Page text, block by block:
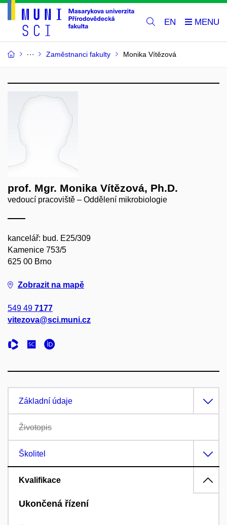
EN
Zaměstnanci fakulty Monika Vítězová
prof. Mgr. Monika Vítězová, Ph.D.
vedoucí pracoviště – Oddělení mikrobiologie
kancelář: bud. E25/309
Kamenice 753/5
625 00 Brno
Zobrazit na mapě
549 49 7177
vitezova@sci.muni.cz
Základní údaje
Životopis
Školitel
Kvalifikace
Ukončená řízení